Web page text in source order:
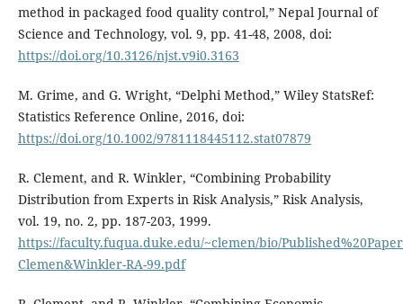
method in packaged food quality control,” Nepal Journal of
Science and Technology, vol. 9, pp. 41-48, 2008, doi:
https://doi.org/10.3126/njst.v9i0.3163
M. Grime, and G. Wright, “Delphi Method,” Wiley StatsRef:
Statistics Reference Online, 2016, doi:
https://doi.org/10.1002/9781118445112.stat07879
R. Clement, and R. Winkler, “Combining Probability
Distribution from Experts in Risk Analysis,” Risk Analysis,
vol. 19, no. 2, pp. 187-203, 1999.
https://faculty.fuqua.duke.edu/~clemen/bio/
Clemen&Winkler-RA-99.pdf